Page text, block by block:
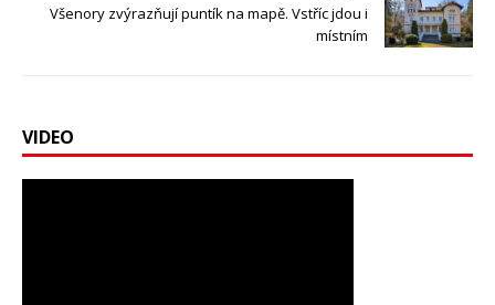
Všenory zvýrazňují puntík na mapě. Vstříc jdou i
místním
VIDEO